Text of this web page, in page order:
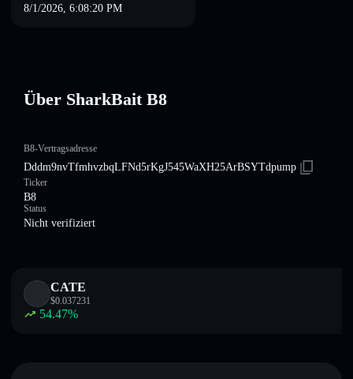
8/1/2026, 6:08:20 PM
Über SharkBait B8
B8-Vertragsadresse
Dddm9nvTfmhvzbqLFNd5rKgJ545WaXH25ArBSYTdpump
Ticker
B8
Status
Nicht verifiziert
CATE
$0.037231
54.47%